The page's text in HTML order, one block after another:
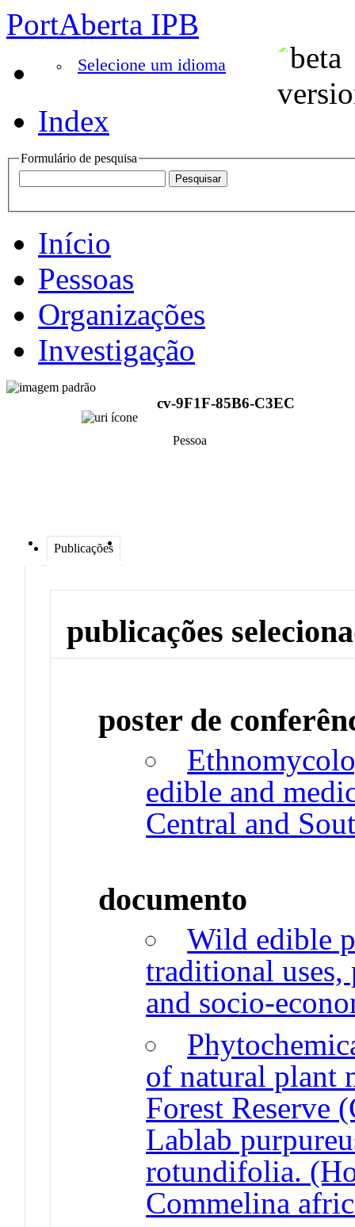
PortAberta IPB
Selecione um idioma
Index
Formulário de pesquisa
Início
Pessoas
Organizações
Investigação
cv-9F1F-85B6-C3EC
Pessoa
Publicações
publicações
poster de
edible and
Central and
documento
Wild edible
traditional
and socio-
of natural plant
Forest Reserve
Lablab
rotundifolia.
Commelina